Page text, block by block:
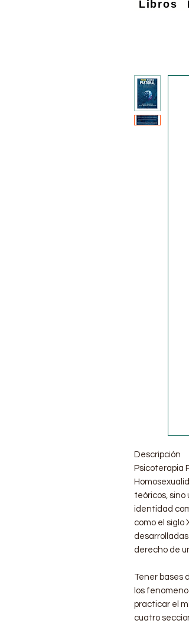
Descripción
Psicoterapia
teóricos,
identidad
como el siglo
derecho de
Tener bases
los
practicar el
cuatro
Libros